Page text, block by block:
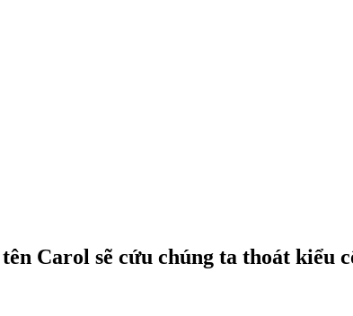
Carol sẽ cứu chúng ta thoát kiểu